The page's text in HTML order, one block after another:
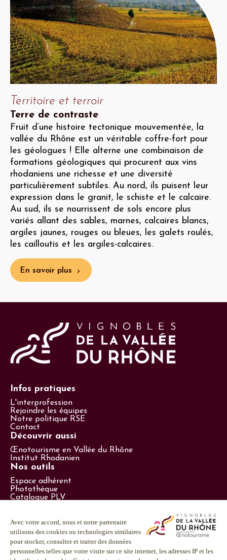
Territoire et terroir
Terre de contraste
Fruit d’une histoire tectonique mouvementée, la
vallée du Rhône est un véritable coffre-fort pour
les géologues ! Elle alterne une combinaison de
formations géologiques qui procurent aux vins
rhodaniens une richesse et une diversité
particulièrement subtiles. Au nord, ils puisent leur
expression dans le granit, le schiste et le calcaire.
Au sud, ils se nourrissent de sols encore plus
variés allant des sables, marnes, calcaires blancs,
argiles jaunes, rouges ou bleues, les galets roulés,
les cailloutis et les argiles-calcaires.
En savoir plus
Infos pratiques
L'interprofession
Rejoindre les équipes
Notre politique RSE
Contact
Découvrir aussi
Œnotourisme en Vallée du Rhône
Institut Rhodanien
Nos outils
Espace adhérent
Photothèque
Catalogue PLV
LinkedIn
Facebook
Instagram